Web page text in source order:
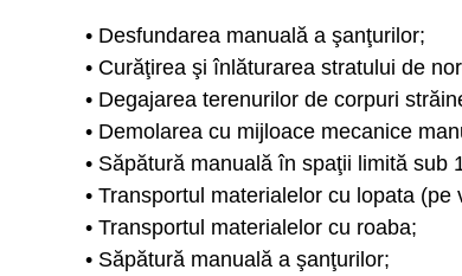
• Desfundarea manuală a şanţurilor;
• Curăţirea şi înlăturarea stratului de
• Degajarea terenurilor de corpuri
• Demolarea cu mijloace mecanice
• Săpătură manuală în spaţii limită sub
• Transportul materialelor cu lopata
• Transportul materialelor cu roaba;
• Săpătură manuală a şanţurilor;